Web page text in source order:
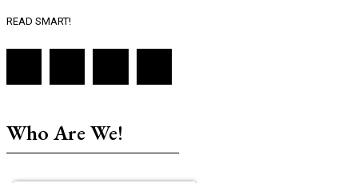
READ SMART!
Who Are We!